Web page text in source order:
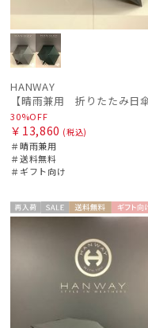
HANWAY
30%OFF
￥13,860 (税込)
＃晴雨兼用
＃送料無料
＃ギフト向け
再入 セー 送料無 ギフト
WOME